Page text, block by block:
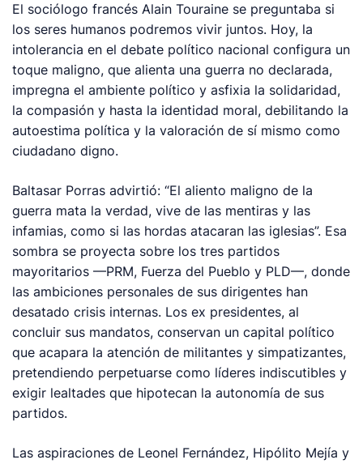
El sociólogo francés Alain Touraine se preguntaba si
los seres humanos podremos vivir juntos. Hoy, la
intolerancia en el debate político nacional configura un
toque maligno, que alienta una guerra no declarada,
impregna el ambiente político y asfixia la solidaridad,
la compasión y hasta la identidad moral, debilitando la
autoestima política y la valoración de sí mismo como
ciudadano digno.
Baltasar Porras advirtió:“El aliento maligno de la
guerra mata la verdad, vive de las mentiras y las
infamias, como si las hordas atacaran las iglesias”. Esa
sombra se proyecta sobre los tres partidos
mayoritarios —PRM, Fuerza del Pueblo y PLD—, donde
las ambiciones personales de sus dirigentes han
desatado crisis internas. Los ex presidentes, al
concluir sus mandatos, conservan un capital político
que acapara la atención de militantes y simpatizantes,
pretendiendo perpetuarse como líderes indiscutibles y
exigir lealtades que hipotecan la autonomía de sus
partidos.
Las aspiraciones de Leonel Fernández, Hipólito Mejía y